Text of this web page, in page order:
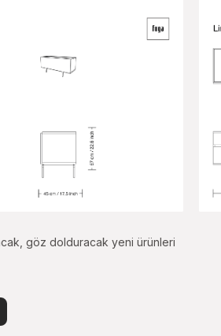
göz dolduracak yeni ürünleri